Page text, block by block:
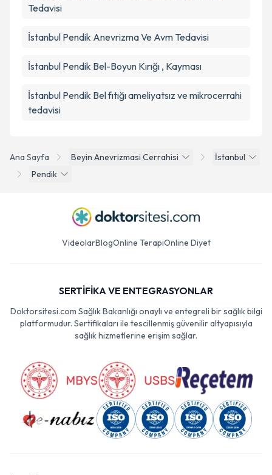
Ana Sayfa Beyin Anevrizmasi Cerrahisi
İstanbul
Pendik
Tedavisi
İstanbul Pendik Anevrizma Ve Avm Tedavisi
İstanbul Pendik Bel-Boyun Kırığı , Kayması
İstanbul Pendik Bel fıtığı ameliyatsız ve mikrocerrahi
tedavisi
VideolarBlogOnline TerapiOnline Diyet
SERTİFİKA VE ENTEGRASYONLAR
Doktorsitesi.com Sağlık Bakanlığı onaylı ve entegreli bir sağlık bilgi
platformudur. Sertifikaları ile tescillenmiş güvenilir altyapısıyla
sağlık hizmetlerine erişim sağlar.